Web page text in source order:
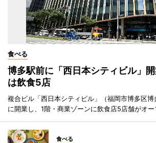
食べる
博多駅前に「西日本シティビル」
は飲食5店
複合ビル「西日本シティビル」（福岡市博多区博
に開業し、1階・商業ゾーンに飲食店5店舗がオー
食べる